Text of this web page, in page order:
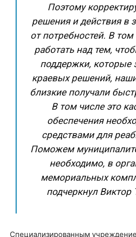
Поэтому
решения и действия в
от потребностей. В
работать над тем,
поддержки, которые
краевых решений,
близкие получали
В том числе это
обеспечения
средствами для
Поможем
необходимо, в
мемориальных
подчеркнул Виктор
Специализированным